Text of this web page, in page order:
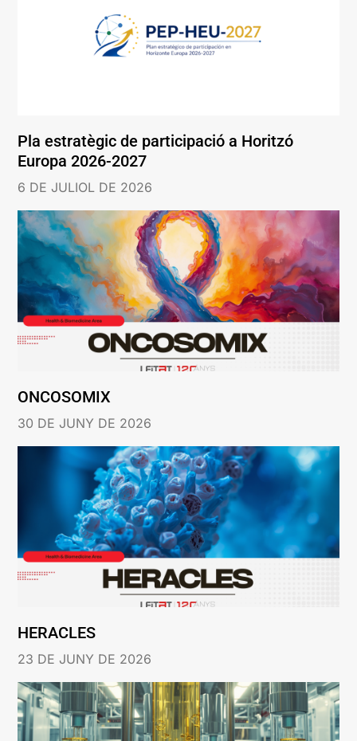
Pla estratègic de participació a Horitzó
Europa 2026-2027
6 DE JULIOL DE 2026
ONCOSOMIX
30 DE JUNY DE 2026
HERACLES
23 DE JUNY DE 2026